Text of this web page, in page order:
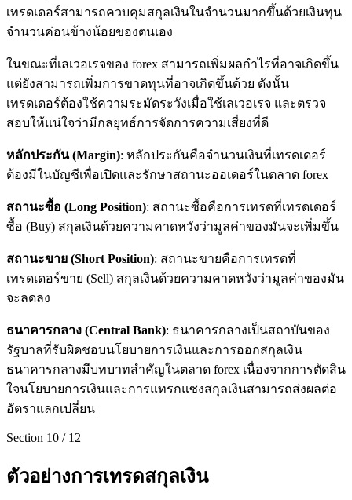
เทรดเดอร์สามารถควบคุมสกุลเงินในจำนวนมากขึ้นด้วยเงินทุน
จำนวนค่อนข้างน้อยของตนเอง
ในขณะที่เลเวอเรจของ forex สามารถเพิ่มผลกำไรที่อาจเกิดขึ้น
แต่ยังสามารถเพิ่มการขาดทุนที่อาจเกิดขึ้นด้วย ดังนั้น
เทรดเดอร์ต้องใช้ความระมัดระวังเมื่อใช้เลเวอเรจ และตรวจ
สอบให้แน่ใจว่ามีกลยุทธ์การจัดการความเสี่ยงที่ดี
หลักประกัน(Margin): หลักประกันคือจำนวนเงินที่เทรดเดอร์
ต้องมีในบัญชีเพื่อเปิดและรักษาสถานะออเดอร์ในตลาด forex
สถานะซื้อ (Long Position): สถานะซื้อคือการเทรดที่เทรดเดอร์
ซื้อ (Buy) สกุลเงินด้วยความคาดหวังว่ามูลค่าของมันจะเพิ่มขึ้น
สถานะขาย (Short Position): สถานะขายคือการเทรดที่
เทรดเดอร์ขาย (Sell) สกุลเงินด้วยความคาดหวังว่ามูลค่าของมัน
จะลดลง
ธนาคารกลาง (Central Bank): ธนาคารกลางเป็นสถาบันของ
รัฐบาลที่รับผิดชอบนโยบายการเงินและการออกสกุลเงิน
ธนาคารกลางมีบทบาทสำคัญในตลาด forex เนื่องจากการตัดสิน
ใจนโยบายการเงินและการแทรกแซงสกุลเงินสามารถส่งผลต่อ
อัตราแลกเปลี่ยน
Section 10 / 12
ตัวอย่างการเทรดสกุลเงิน